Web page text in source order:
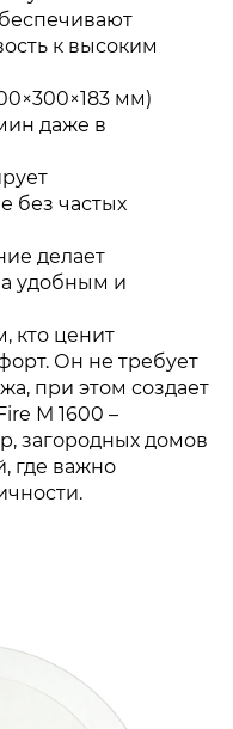
к высоким
мм)
даже в
без частых
делает
удобным и
кто ценит
Он не требует
при этом создает
М 1600 –
загородных домов
где важно